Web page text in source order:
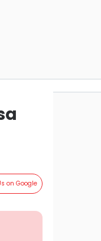
on Google